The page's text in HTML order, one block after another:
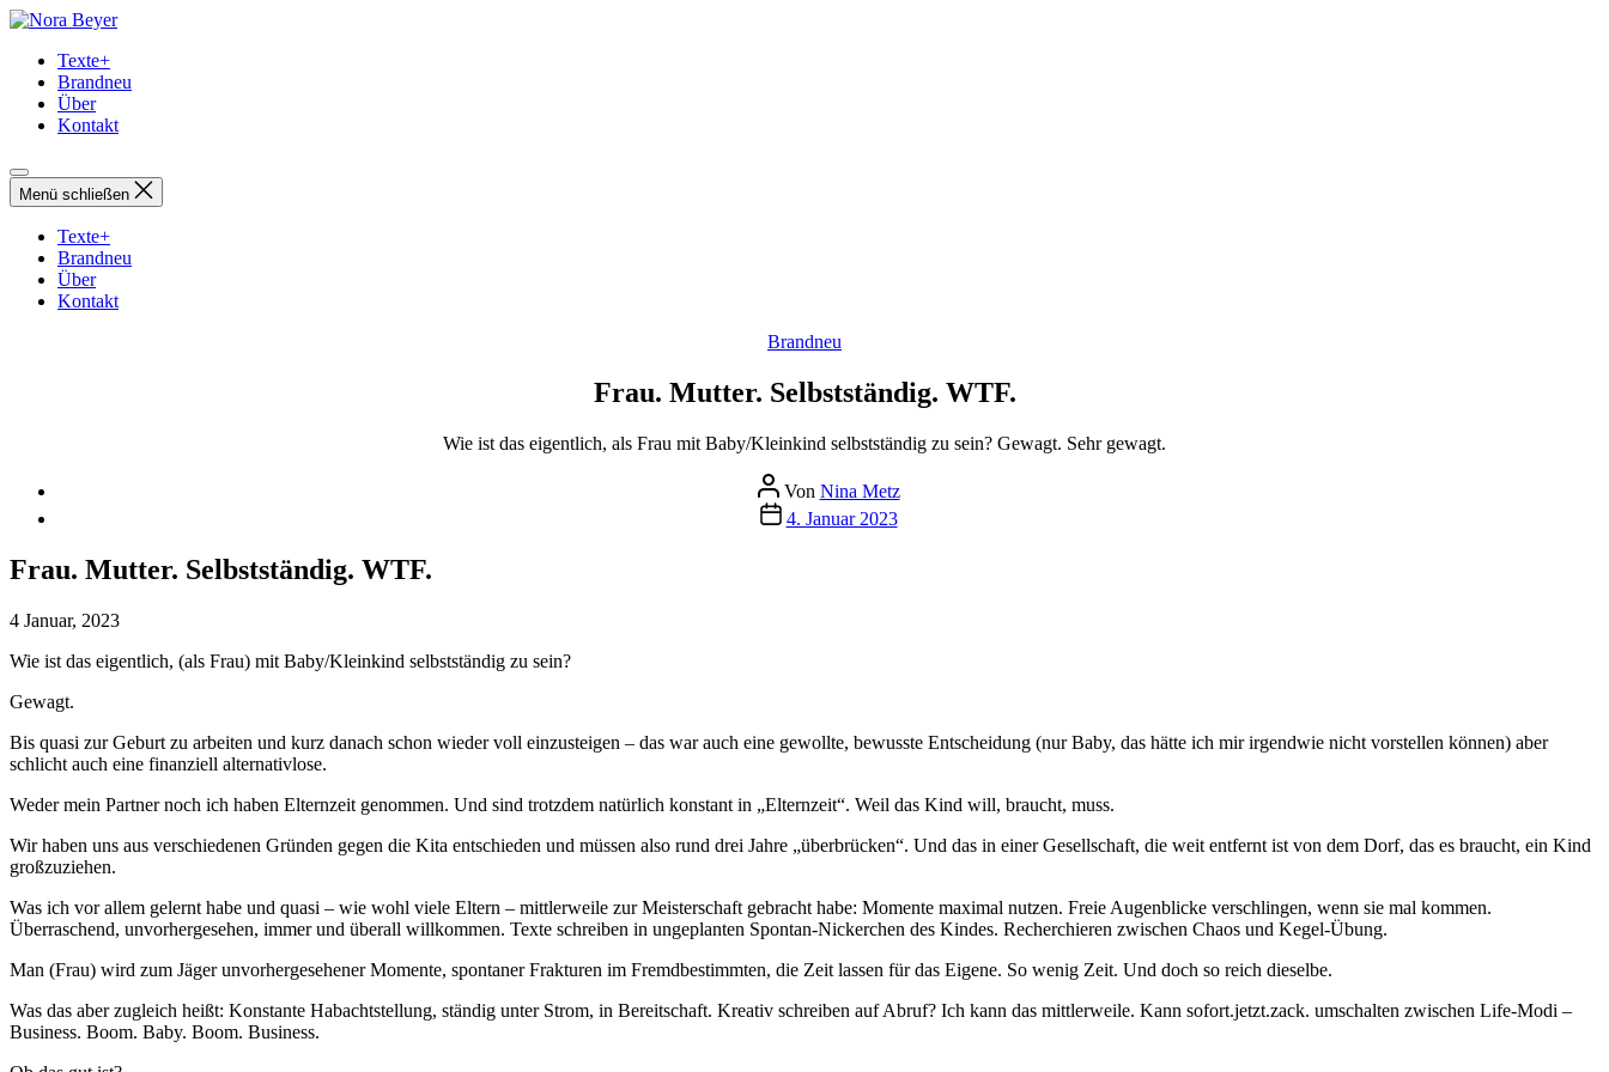
Direkt
Inhalt
wechseln
Nora
Texte+
Brandneu
Über
Kontakt
Menü schließen
Texte+
Brandneu
Über
Kontakt
Kategorien
Brandneu
Frau. Mutter. Selbstständig. WTF.
Wie ist das eigentlich, als Frau mit Baby/Kleinkind selbstständig zu sein? Gewagt. Sehr gewagt.
Beitragsautor
Von Nina Metz
Beitragsdatum
4. Januar 2023
Frau. Mutter. Selbstständig. WTF.
4 Januar, 2023
Wie ist das eigentlich, (als Frau) mit Baby/Kleinkind selbstständig zu sein?
Gewagt.
Bis quasi zur Geburt zu arbeiten und kurz danach schon wieder voll einzusteigen – das war auch eine gewollte, bewusste Entscheidung (nur Baby, das hätte ich mir irgendwie nicht vorstellen können) aber
schlicht auch eine finanziell alternativlose.
Weder mein Partner noch ich haben Elternzeit genommen. Und sind trotzdem natürlich konstant in „Elternzeit“. Weil das Kind will, braucht, muss.
Wir haben uns aus verschiedenen Gründen gegen die Kita entschieden und müssen also rund drei Jahre „überbrücken“. Und das in einer Gesellschaft, die weit entfernt ist von dem Dorf, das es braucht, ein Kind
großzuziehen.
Was ich vor allem gelernt habe und quasi – wie wohl viele Eltern – mittlerweile zur Meisterschaft gebracht habe: Momente maximal nutzen. Freie Augenblicke verschlingen, wenn sie mal kommen.
Überraschend, unvorhergesehen, immer und überall willkommen. Texte schreiben in ungeplanten Spontan-Nickerchen des Kindes. Recherchieren zwischen Chaos und Kegel-Übung.
Man (Frau) wird zum Jäger unvorhergesehener Momente, spontaner Frakturen im Fremdbestimmten, die Zeit lassen für das Eigene. So wenig Zeit. Und doch so reich dieselbe.
Was das aber zugleich heißt: Konstante Habachtstellung, ständig unter Strom, in Bereitschaft. Kreativ schreiben auf Abruf? Ich kann das mittlerweile. Kann sofort.jetzt.zack. umschalten zwischen Life-Modi –
Business. Boom. Baby. Boom. Business.